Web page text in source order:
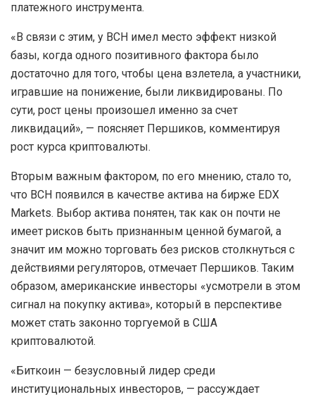
платежного инструмента.
«В связи с этим, у BCH имел место эффект низкой
базы, когда одного позитивного фактора было
достаточно для того, чтобы цена взлетела, а участники,
игравшие на понижение, были ликвидированы. По
сути, рост цены произошел именно за счет
ликвидаций», — поясняет Першиков, комментируя
рост курса криптовалюты.
Вторым важным фактором, по его мнению, стало то,
что BCH появился в качестве актива на бирже EDX
Markets. Выбор актива понятен, так как он почти не
имеет рисков быть признанным ценной бумагой, а
значит им можно торговать без рисков столкнуться с
действиями регуляторов, отмечает Першиков. Таким
образом, американские инвесторы «усмотрели в этом
сигнал на покупку актива», который в перспективе
может стать законно торгуемой в США
криптовалютой.
«Биткоин — безусловный лидер среди
институциональных инвесторов, — рассуждает